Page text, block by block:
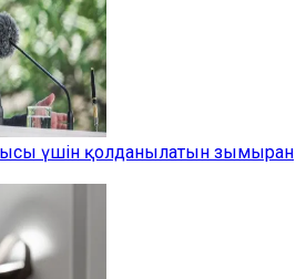
үшін қолданылатын зымыран